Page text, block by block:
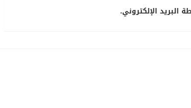
البريد الإلكتروني.